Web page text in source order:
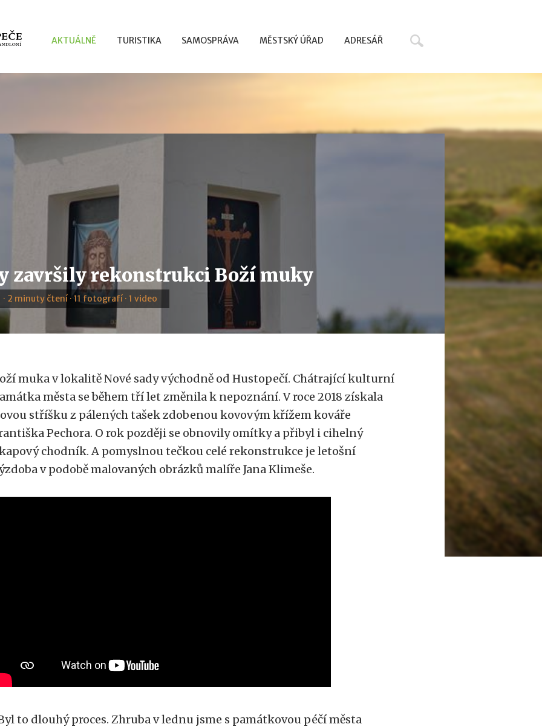
AKTUÁLNĚ TURISTIKA SAMOSPRÁVA MĚSTSKÝ ÚŘAD ADRESÁŘ
završily rekonstrukci Boží muky
2 minuty čtení · 11 fotografí · 1 video
muka v lokalitě Nové sady východně od Hustopečí. Chátrající kulturní
města se během tří let změnila k nepoznání. V roce 2018 získala
stříšku z pálených tašek zdobenou kovovým křížem kováře
Pechora. O rok později se obnovily omítky a přibyl i cihelný
chodník. A pomyslnou tečkou celé rekonstrukce je letošní
v podobě malovaných obrázků malíře Jana Klimeše.
to dlouhý proces. Zhruba v lednu jsme s památkovou péčí města